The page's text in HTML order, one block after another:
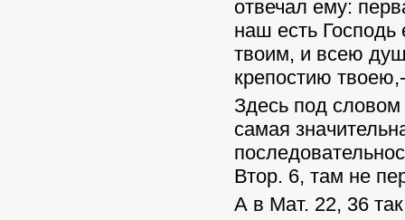
отвечал ему:
наш есть
твоим, и всею
крепостию
Здесь под
самая
Втор. 6, там не
А в Мат. 22, 36